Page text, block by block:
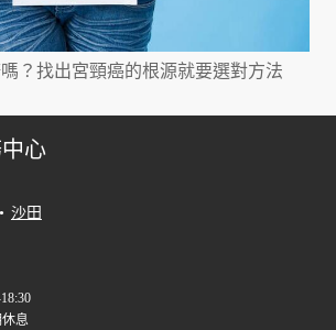
？找出宮頸癌的根源就要選對方法
心
• 沙田
息